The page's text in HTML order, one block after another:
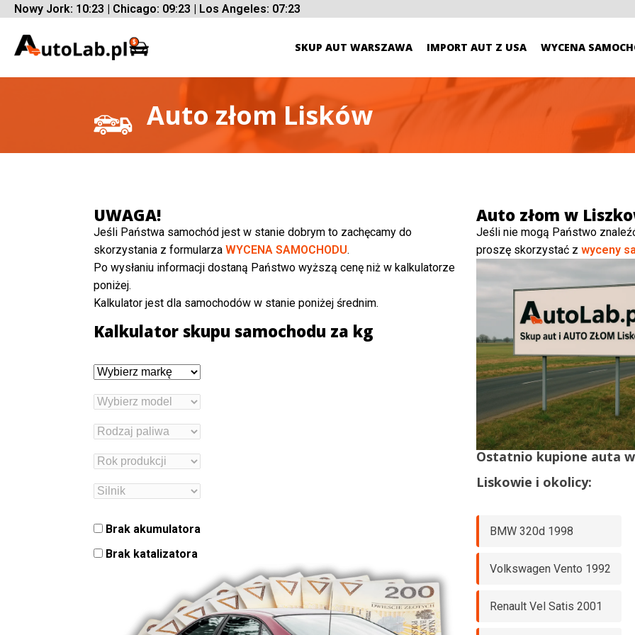
Nowy Jork: 10:23 | Chicago: 09:23 | Los Angeles: 07:23
SKUP AUT WARSZAWA IMPORT AUT Z USA WYCENA
Auto złom Lisków
UWAGA!
Jeśli Państwa samochód jest w stanie dobrym to zachęcamy do
skorzystania z formularza WYCENA SAMOCHODU.
Po wysłaniu informacji dostaną Państwo wyższą cenę niż w kalkulatorze
poniżej.
Kalkulator jest dla samochodów w stanie poniżej średnim.
Kalkulator skupu samochodu za kg
Brak akumulatora
Brak katalizatora
Auto złom w
Jeśli nie mogą Państwo
proszę skorzystać z wyceny
Ostatnio kupione auta
Liskowie i okolicy:
BMW 320d 1998
Volkswagen Vento 1992
Renault Vel Satis 2001